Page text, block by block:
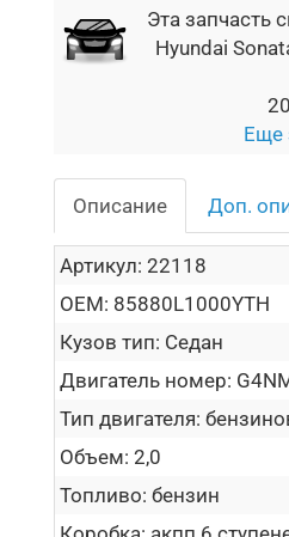
Эта запчасть
Hyundai
Еще
Описание Доп.
Артикул: 22118
OEM: 85880L1000YTH
Кузов тип: Седан
Двигатель номер:
Тип двигателя:
Объем: 2,0
Топливо: бензин